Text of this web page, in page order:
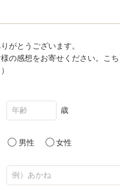
がとうございます。
の感想をお寄せください。こ
歳
男性 女性